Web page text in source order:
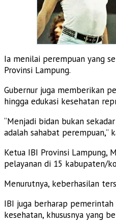
Ia menilai perempuan yang
Provinsi Lampung.
Gubernur juga memberikan
hingga edukasi kesehatan
“Menjadi bidan bukan
adalah sahabat perempuan,”
Ketua IBI Provinsi Lampung,
pelayanan di 15 kabupaten/
Menurutnya, keberhasilan
IBI juga berharap
kesehatan, khususnya yang